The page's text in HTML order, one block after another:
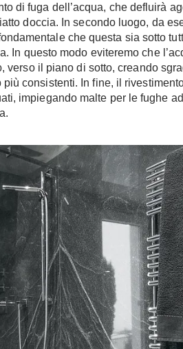
di fuga dell’acqua, che defluirà
doccia. In secondo luogo, da
che questa sia sotto
In questo modo eviteremo che
verso il piano di sotto, creando
consistenti. In fine, il
impiegando malte per le fughe